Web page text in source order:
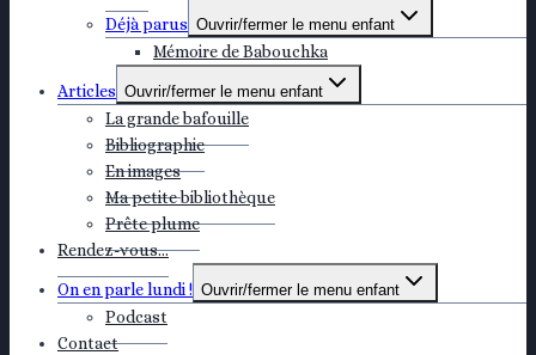
Déjà parus Ouvrir/fermer le menu enfant
Mémoire de Babouchka
Articles Ouvrir/fermer le menu enfant
La grande bafouille
Bibliographie
En images
Ma petite bibliothèque
Prête plume
Rendez-vous…
On en parle lundi ! Ouvrir/fermer le menu enfant
Podcast
Contact